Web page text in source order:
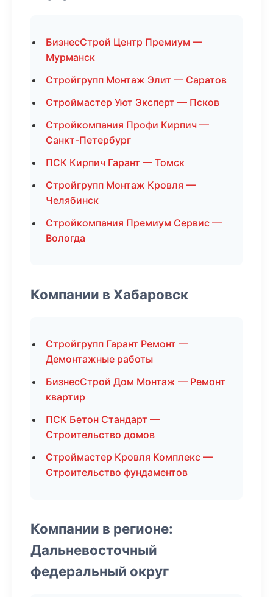
БизнесСтрой Центр Премиум —
Мурманск
Стройгрупп Монтаж Элит — Саратов
Строймастер Уют Эксперт — Псков
Стройкомпания Профи Кирпич —
Санкт-Петербург
ПСК Кирпич Гарант — Томск
Стройгрупп Монтаж Кровля —
Челябинск
Стройкомпания Премиум Сервис —
Вологда
Компании в Хабаровск
Стройгрупп Гарант Ремонт —
Демонтажные работы
БизнесСтрой Дом Монтаж — Ремонт
квартир
ПСК Бетон Стандарт —
Строительство домов
Строймастер Кровля Комплекс —
Строительство фундаментов
Компании в регионе:
Дальневосточный
федеральный округ